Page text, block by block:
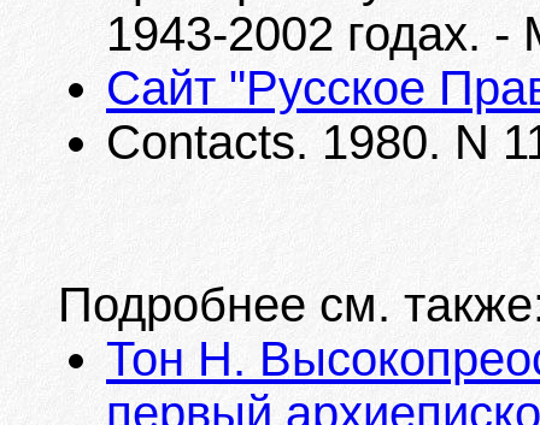
1943-2002 годах.
Сайт "Русское
Contacts. 1980. N
Подробнее см.
Тон Н.
первый